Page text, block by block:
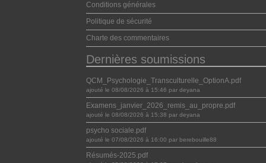
Conditions générales
Politique de sécurité
Charte des commentaires
Dernières soumissions
QCM_Psychologie_Transculturelle_OptionA.pdf
ajouté le 08/08/2026 à 15:46 par deyana
Examens_janvier_2026_remis_au_propre.pdf
ajouté le 08/08/2026 à 15:38 par deyana
psycho sociale.pdf
ajouté le 07/08/2026 à 16:00 par berebouille88
Résumés-2025.pdf